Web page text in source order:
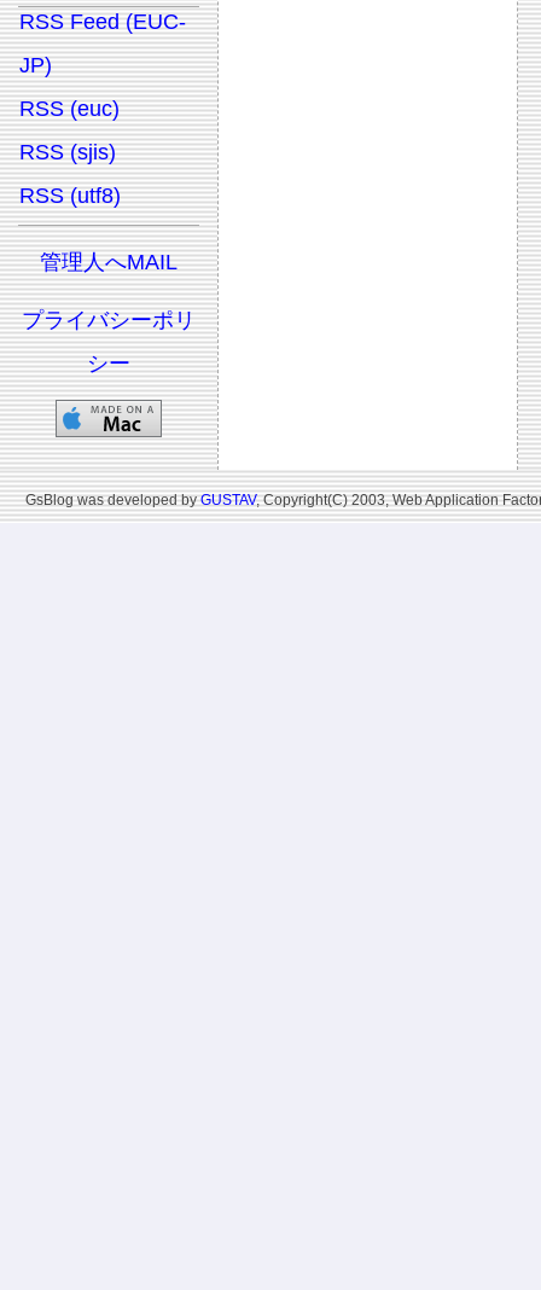
RSS Feed (EUC-
JP)
RSS (euc)
RSS (sjis)
RSS (utf8)
管理人へMAIL
プライバシーポリ
シー
GsBlog was developed byGUSTAV, Copyright(C) 2003, Web Application